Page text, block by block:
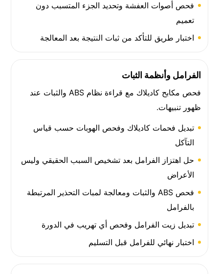
فحص أصوات العفشة وتحديد الجزء المتسبب دون
تعميم
اختبار طريق للتأكد من ثبات النتيجة بعد المعالجة
الفرامل وأنظمة الثبات
فحص مكابح كاديلاك مع قراءة نظام ABS والثبات عند
ظهور تنبيهات.
تبديل فحمات كاديلاك وفحص الهوبات حسب قياس
التآكل
حل اهتزاز الفرامل بعد تشخيص السبب الحقيقي وليس
الأعراض
فحص ABS والثبات ومعالجة لمبات التحذير المرتبطة
بالفرامل
تبديل زيت الفرامل وفحص أي تهريب في الدورة
اختبار نهائي للفرامل قبل التسليم